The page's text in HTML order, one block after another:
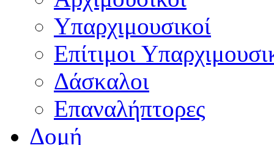
Υπαρχιμουσικοί
Επίτιμοι
Δάσκαλοι
Επαναλήπτορες
Δομή